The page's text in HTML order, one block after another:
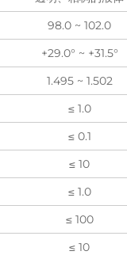
98.0 ~ 102.0
+29.0° ~ +31.5°
1.495 ~ 1.502
≤ 1.0
≤ 0.1
≤ 10
≤ 1.0
≤ 100
≤ 10